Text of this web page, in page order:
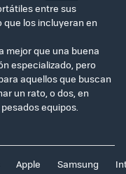
entre sus
los incluyeran en
mejor que una buena
especializado, pero
aquellos que buscan
un rato, o dos, en
equipos.
Apple Samsung